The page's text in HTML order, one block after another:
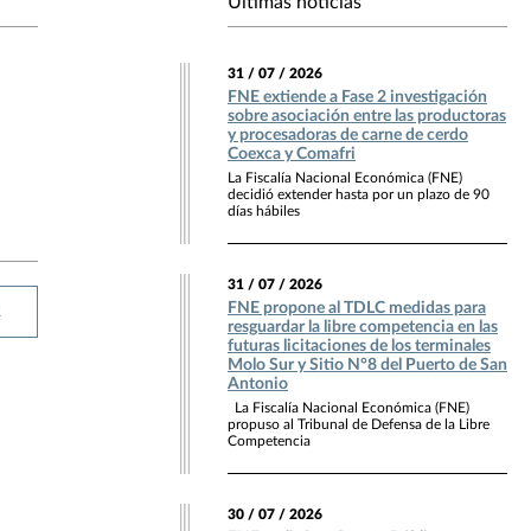
31 / 07 / 2026
FNE extiende a Fase 2 investigación
sobre asociación entre las productoras
y procesadoras de carne de cerdo
Coexca y Comafri
La Fiscalía Nacional Económica (FNE)
decidió extender hasta por un plazo de 90
días hábiles
31 / 07 / 2026
FNE propone al TDLC medidas para
resguardar la libre competencia en las
futuras licitaciones de los terminales
Molo Sur y Sitio N°8 del Puerto de San
Antonio
La Fiscalía Nacional Económica (FNE)
propuso al Tribunal de Defensa de la Libre
Competencia
30 / 07 / 2026